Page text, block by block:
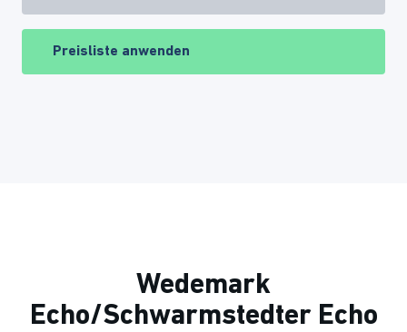
Preisliste anwenden
Wedemark
Echo/Schwarmstedter Echo